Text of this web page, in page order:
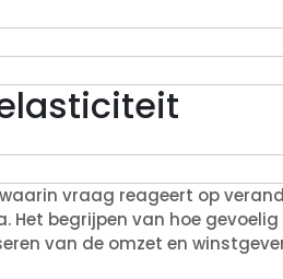
vraag reageert op
Het begrijpen van hoe
van de omzet en